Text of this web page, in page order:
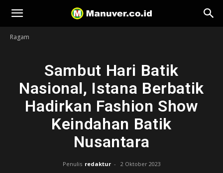
Manuver
Ragam
Sambut Hari Batik
Nasional, Istana Berbatik
Hadirkan Fashion Show
Keindahan Batik
Nusantara
Penulis redaktur - 2 Oktober 2023